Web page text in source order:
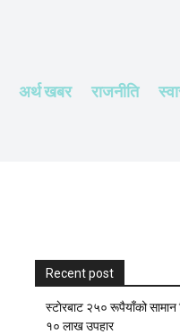
अर्थ खबर राजनीति
Recent post
स्टाेरबाट २५० रूपैयाँको
१० लाख उपहार